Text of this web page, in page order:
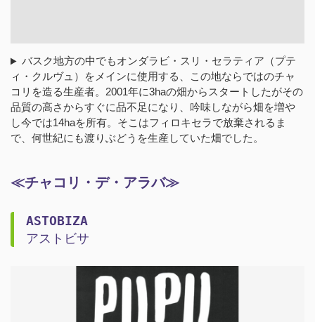
バスク地方の中でもオンダラビ・スリ・セラティア（プテ
ィ・クルヴュ）をメインに使用する、この地ならではのチャ
コリを造る生産者。2001年に3haの畑からスタートしたがその
品質の高さからすぐに品不足になり、吟味しながら畑を増や
し今では14haを所有。そこはフィロキセラで放棄されるま
で、何世紀にも渡りぶどうを生産していた畑でした。
≪チャコリ・デ・アラバ≫
ASTOBIZA
アストビサ